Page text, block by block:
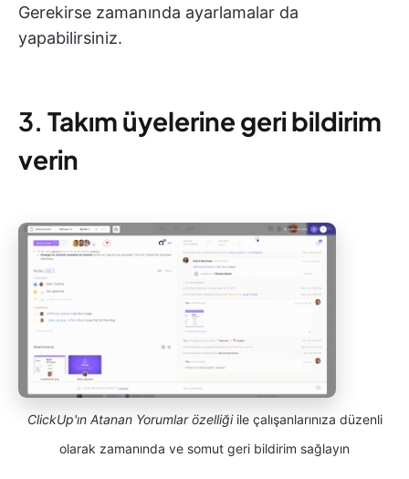
Gerekirse zamanında ayarlamalar da
yapabilirsiniz.
3. Takım üyelerine geri bildirim
verin
ClickUp'ın Atanan Yorumlar özelliğiile çalışanlarınıza düzenli
olarak zamanında ve somut geri bildirim sağlayın